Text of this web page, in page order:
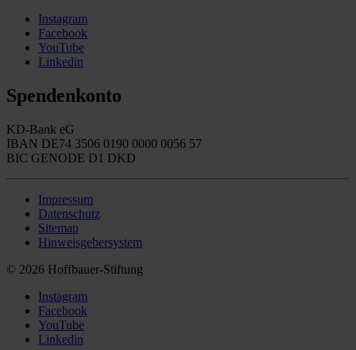
Instagram
Facebook
YouTube
Linkedin
Spendenkonto
KD-Bank eG
IBAN DE74 3506 0190 0000 0056 57
BIC GENODE D1 DKD
Impressum
Datenschutz
Sitemap
Hinweisgebersystem
© 2026 Hoffbauer-Stiftung
Instagram
Facebook
YouTube
Linkedin